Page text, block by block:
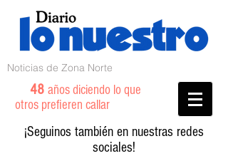
Noticias de Zona Norte
48 años diciendo lo que
otros prefieren callar
¡Seguinos también en nuestras redes
sociales!